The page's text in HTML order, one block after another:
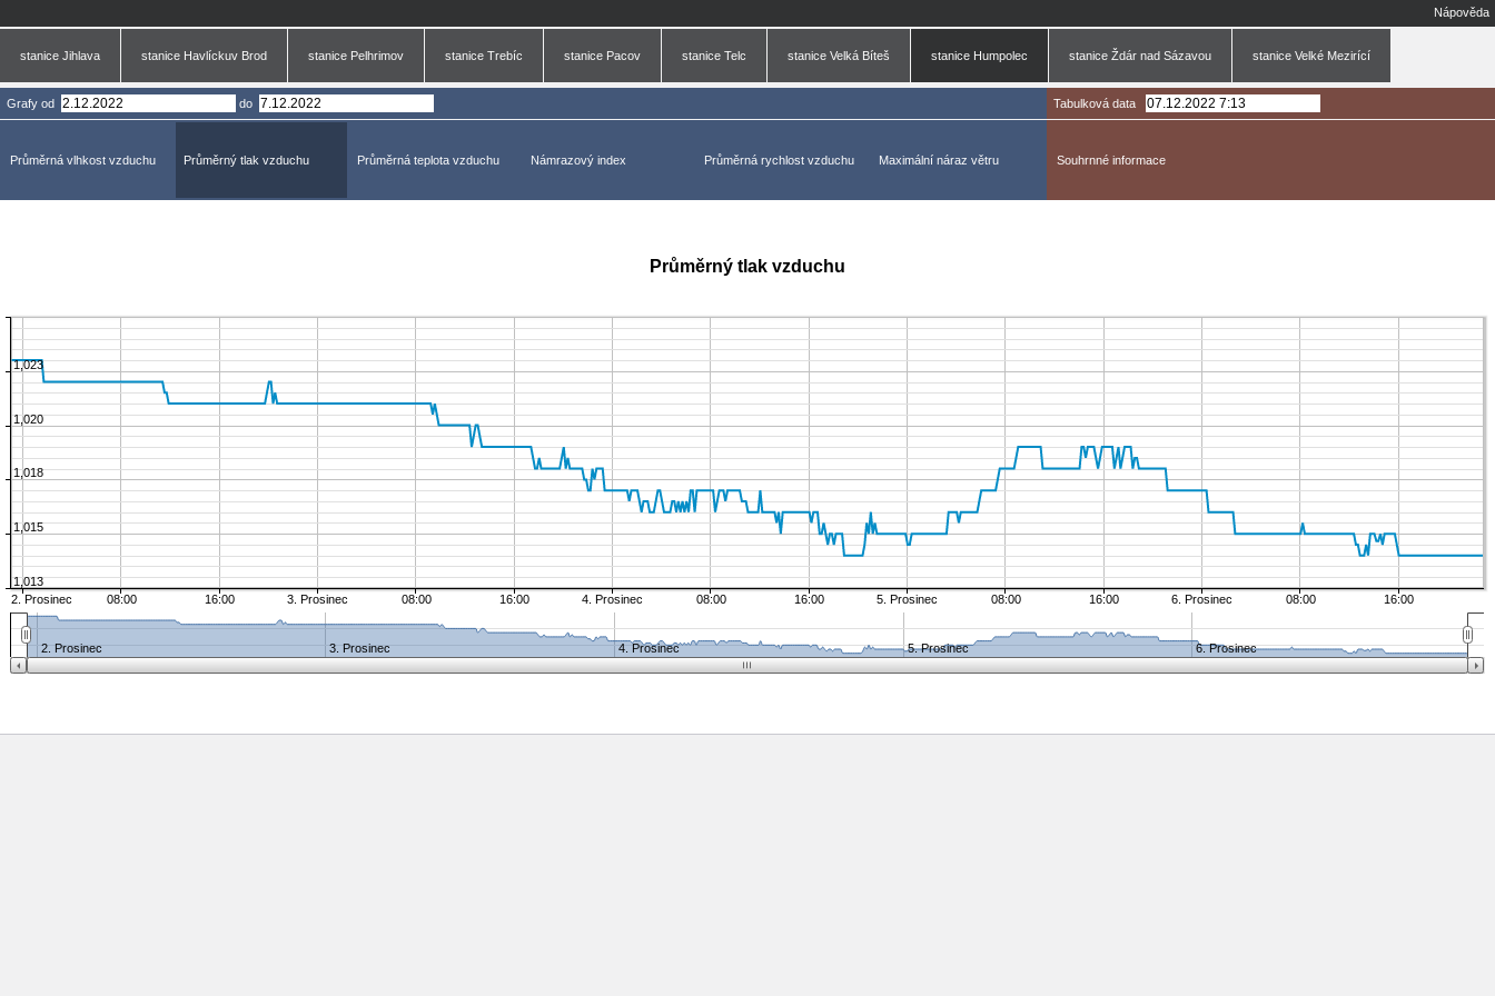
Nápověda
stanice Jihlava stanice Havlíckuv Brod stanice Pelhrimov stanice Trebíc stanice Pacov stanice Telc stanice Velká Bíteš stanice Humpolec stanice Ždár nad Sázavou stanice Velké Mezirící
Grafy od do
Průměrná vlhkost vzduchu Průměrný tlak vzduchu Průměrná teplota vzduchu Námrazový index Průměrná rychlost vzduchu Maximální náraz větru
Tabulková data
Souhrnné informace
Průměrný tlak vzduchu
2. Prosinec 08:00 16:00 3. Prosinec 08:00 16:00 4. Prosinec 08:00 16:00 5. Prosinec 08:00 16:00 6. Prosinec 08:00 16:00
1,020
1,013
1,015
1,018
1,023
2. Prosinec 3. Prosinec 4. Prosinec 5. Prosinec 6. Prosinec